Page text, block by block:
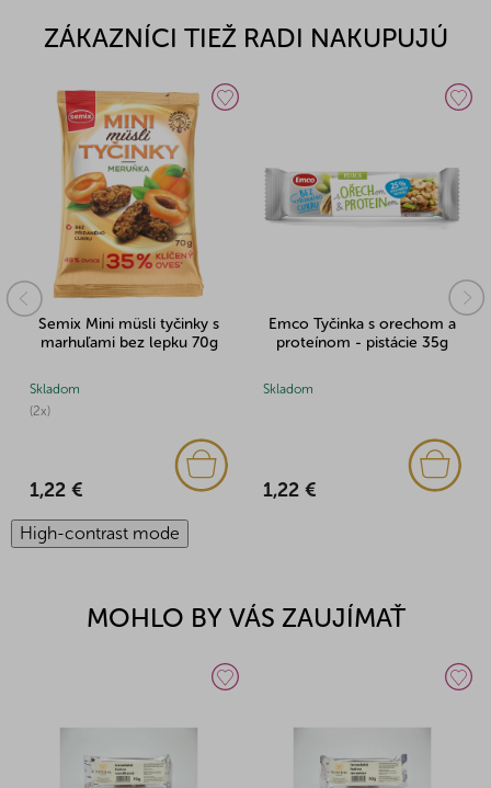
ZÁKAZNÍCI TIEŽ RADI NAKUPUJÚ
Semix Mini müsli tyčinky s
marhuľami bez lepku 70g
(2x)
Skladom
1,22 €
Emco Tyčinka s orechom a
proteínom - pistácie 35g
Skladom
1,22 €
High-contrast mode
MOHLO BY VÁS ZAUJÍMAŤ